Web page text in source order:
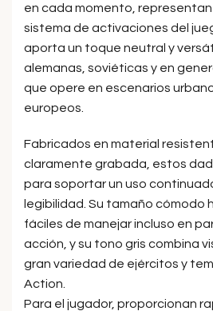
en cada momento,
sistema de activaciones del
aporta un toque neutral y
alemanas, soviéticas y en
que opere en escenarios
europeos.
Fabricados en material
claramente grabada, estos
para soportar un uso
legibilidad. Su tamaño cómodo
fáciles de manejar incluso en
acción, y su tono gris combina
gran variedad de ejércitos y
Action.
Para el jugador, proporcionan